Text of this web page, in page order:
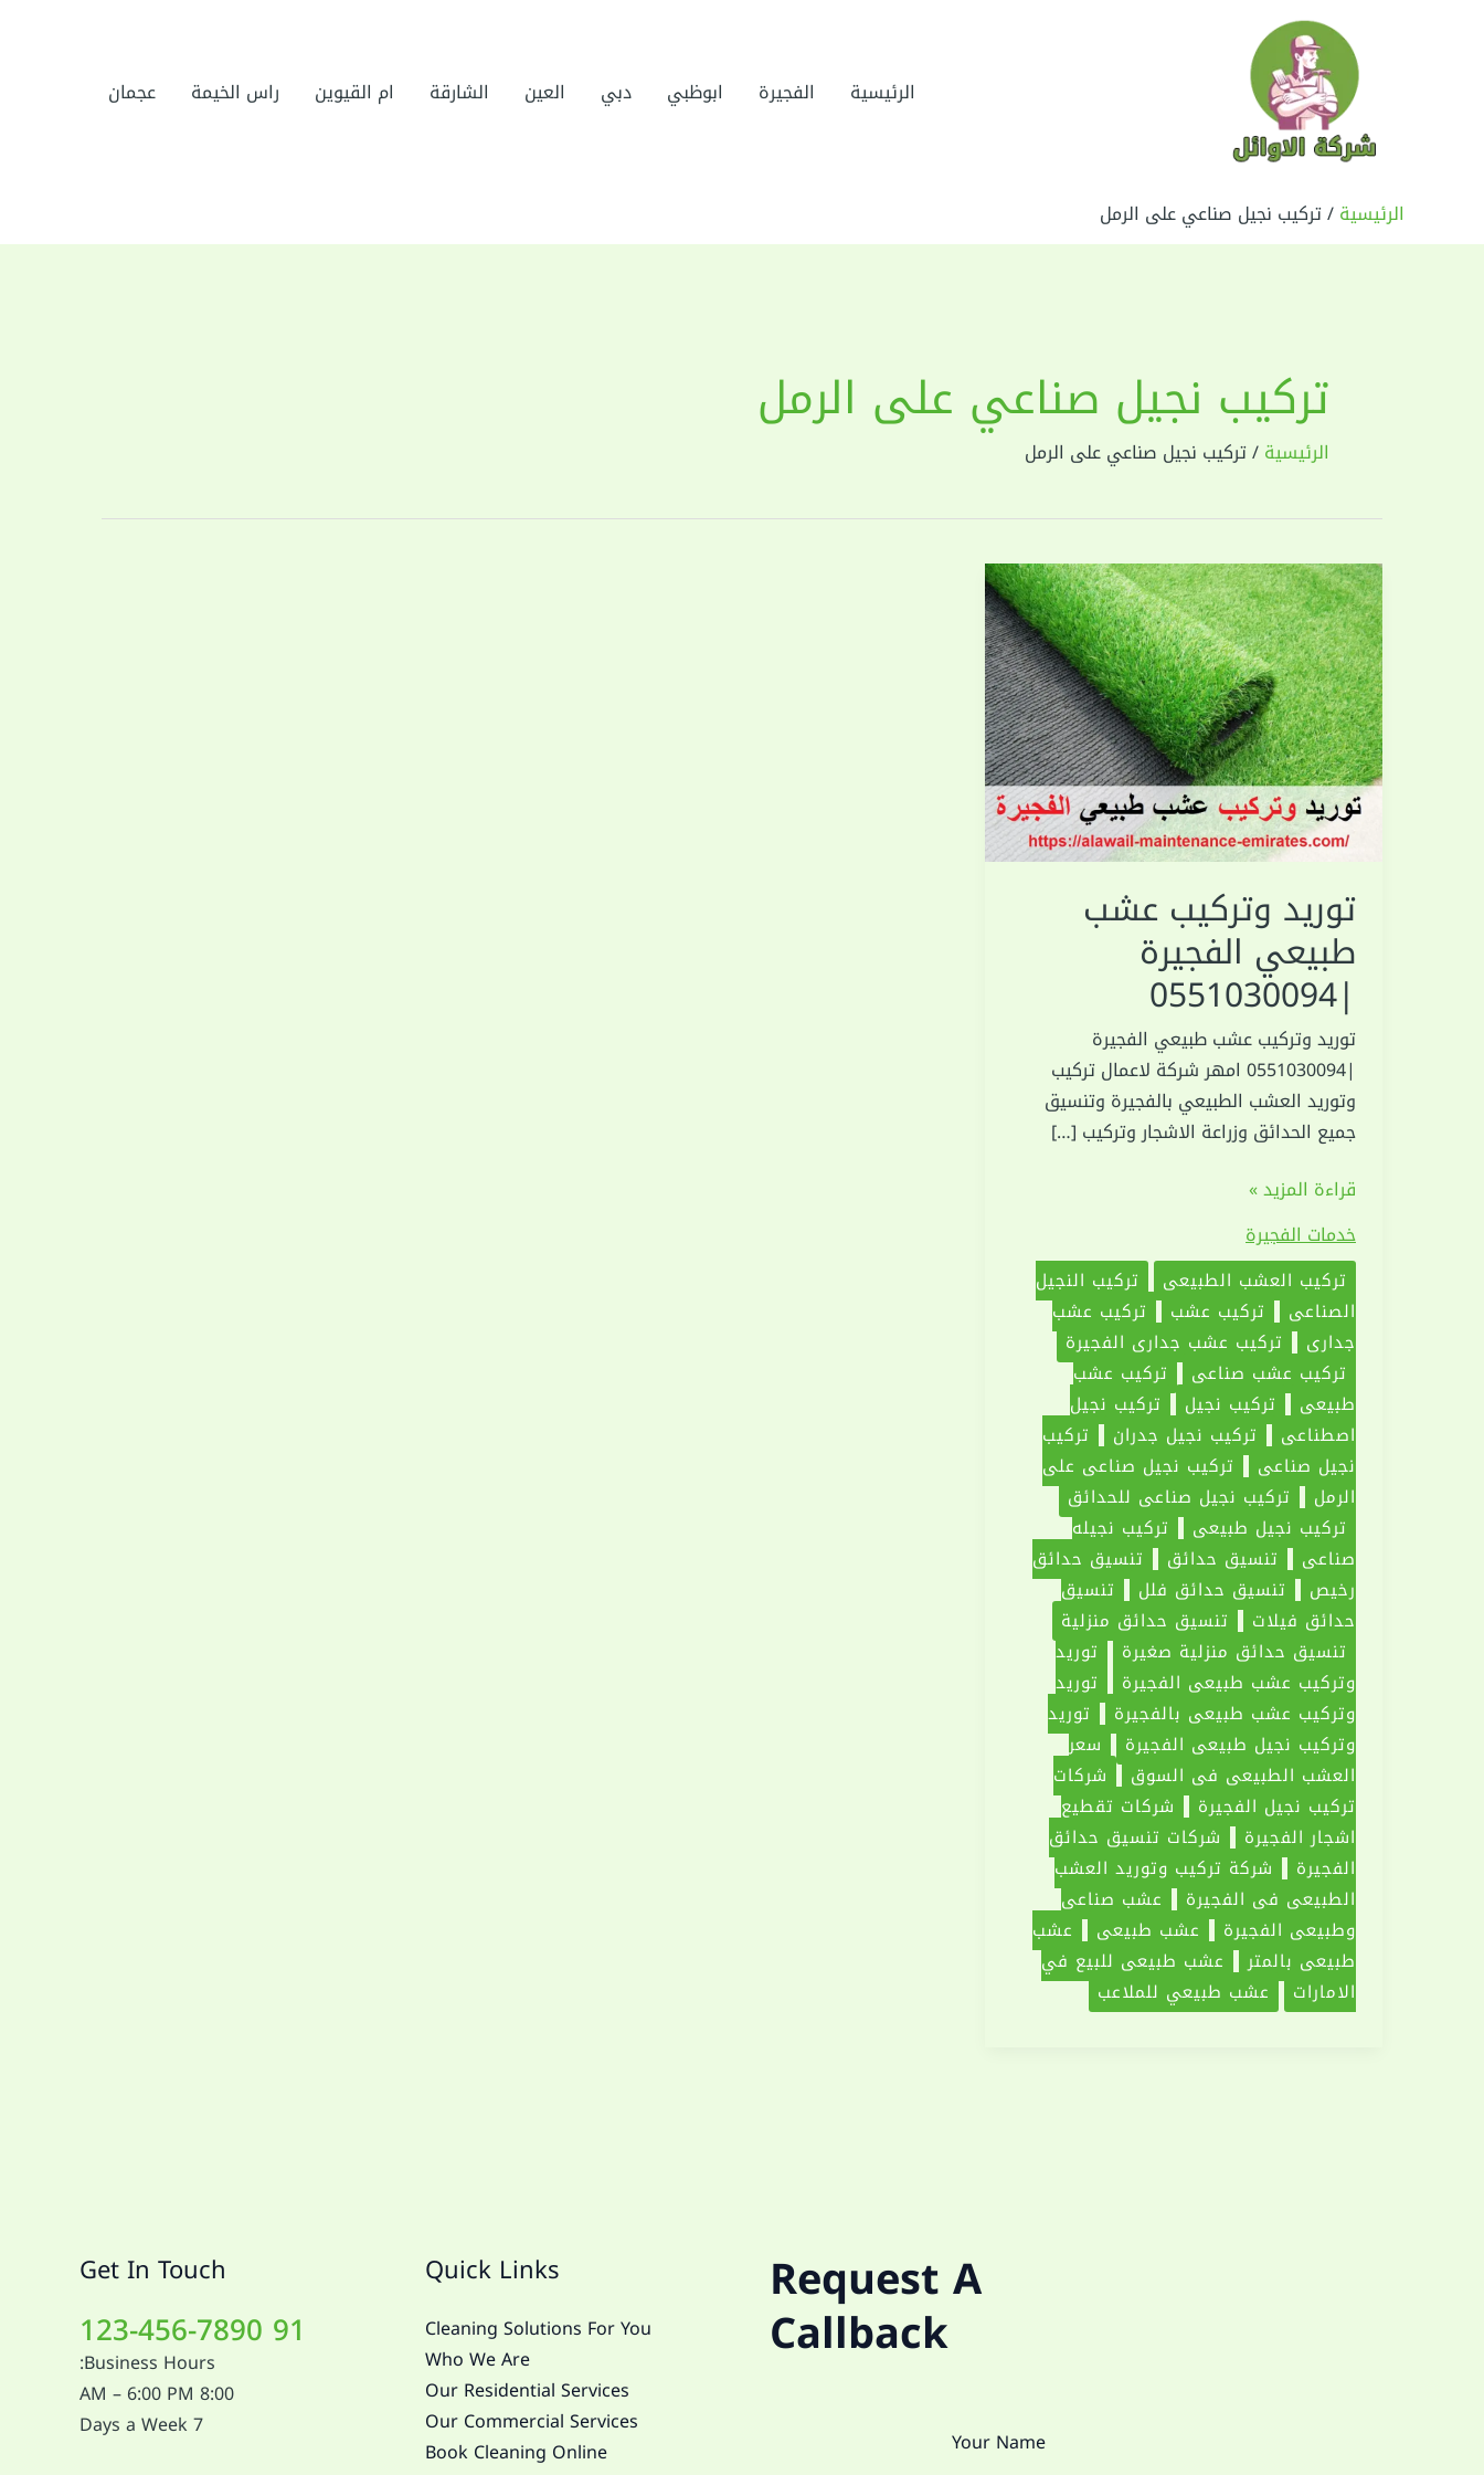
الرئيسية الفجيرة ابوظبي دبي العين الشارقة ام القيوين راس الخيمة عجمان
الرئيسية تركيب نجيل صناعي على الرمل
تركيب نجيل صناعي على الرمل
الرئيسية تركيب نجيل صناعي على الرمل
توريد وتركيب عشب
طبيعي الفجيرة
|0551030094
توريد وتركيب عشب طبيعي الفجيرة
|0551030094 امهر شركة لاعمال تركيب
وتوريد العشب الطبيعي بالفجيرة وتنسيق
جميع الحدائق وزراعة الاشجار وتركيب […]
توريد
وتركيب
عشب
طبيعي
الفجيرة
|0551030094
قراءة المزيد »
خدمات الفجيرة
تركيب العشب الطبيعي
تركيب النجيل
الصناعى
تركيب عشب
تركيب عشب
جداري
تركيب عشب جداري الفجيرة
تركيب عشب صناعي
تركيب عشب
طبيعي
تركيب نجيل
تركيب نجيل
اصطناعي
تركيب نجيل جدران
تركيب
نجيل صناعي
تركيب نجيل صناعي على
الرمل
تركيب نجيل صناعي للحدائق
تركيب نجيل طبيعي
تركيب نجيله
صناعي
تنسيق حدائق
تنسيق حدائق
رخيص
تنسيق حدائق فلل
تنسيق
حدائق فيلات
تنسيق حدائق منزلية
تنسيق حدائق منزلية صغيرة
توريد
وتركيب عشب طبيعي الفجيرة
توريد
وتركيب عشب طبيعي بالفجيرة
توريد
وتركيب نجيل طبيعي الفجيرة
سعر
العشب الطبيعي في السوق
شركات
تركيب نجيل الفجيرة
شركات تقطيع
اشجار الفجيرة
شركات تنسيق حدائق
الفجيرة
شركة تركيب وتوريد العشب
الطبيعي في الفجيرة
عشب صناعي
وطبيعي الفجيرة
عشب طبيعي
عشب
طبيعي بالمتر
عشب طبيعي للبيع في
الامارات
عشب طبيعي للملاعب
Request A
Callback
Quick Links
Cleaning Solutions For You
Who We Are
Our Residential Services
Our Commercial Services
Book Cleaning Online
Get In Touch
91 123-456-7890
Business Hours:
8:00 AM – 6:00 PM
7 Days a Week